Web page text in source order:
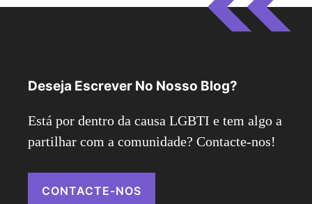
Deseja Escrever No Nosso Blog?
Está por dentro da causa LGBTI e tem algo a
partilhar com a comunidade? Contacte-nos!
CONTACTE-NOS